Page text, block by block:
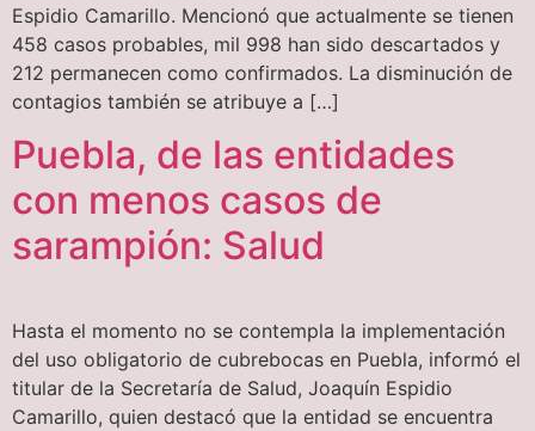
Espidio Camarillo. Mencionó que actualmente se tienen
458 casos probables, mil 998 han sido descartados y
212 permanecen como confirmados. La disminución de
contagios también se atribuye a […]
Puebla, de las entidades
con menos casos de
sarampión: Salud
Hasta el momento no se contempla la implementación
del uso obligatorio de cubrebocas en Puebla, informó el
titular de la Secretaría de Salud, Joaquín Espidio
Camarillo, quien destacó que la entidad se encuentra